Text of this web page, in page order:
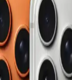
Max için şık ve
kılıf
dikkat çeken Case
üretilmiş olup,
seviyede korur.